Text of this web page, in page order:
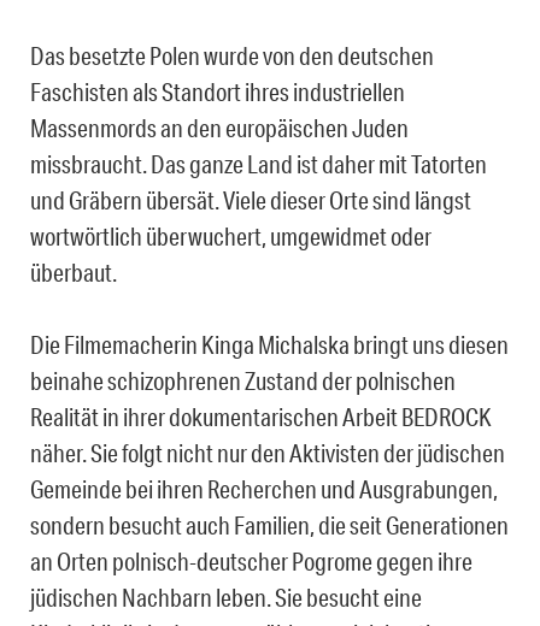
Das besetzte Polen wurde von den deutschen
Faschisten als Standort ihres industriellen
Massenmords an den europäischen Juden
missbraucht. Das ganze Land ist daher mit Tatorten
und Gräbern übersät. Viele dieser Orte sind längst
wortwörtlich überwuchert, umgewidmet oder
überbaut.
Die Filmemacherin Kinga Michalska bringt uns diesen
beinahe schizophrenen Zustand der polnischen
Realität in ihrer dokumentarischen Arbeit BEDROCK
näher. Sie folgt nicht nur den Aktivisten der jüdischen
Gemeinde bei ihren Recherchen und Ausgrabungen,
sondern besucht auch Familien, die seit Generationen
an Orten polnisch-deutscher Pogrome gegen ihre
jüdischen Nachbarn leben. Sie besucht eine